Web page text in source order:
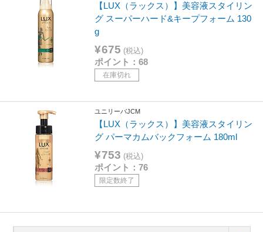
【LUX（ラックス）】美容液スタイリン
グ スーパーハード&キープフォーム 130
g
¥675 (税込)
ポイント：68
在庫切れ
ユニリーバJCM
【LUX（ラックス）】美容液スタイリン
グ パーマカムバックフォーム 180ml
¥753 (税込)
ポイント：76
限定数終了